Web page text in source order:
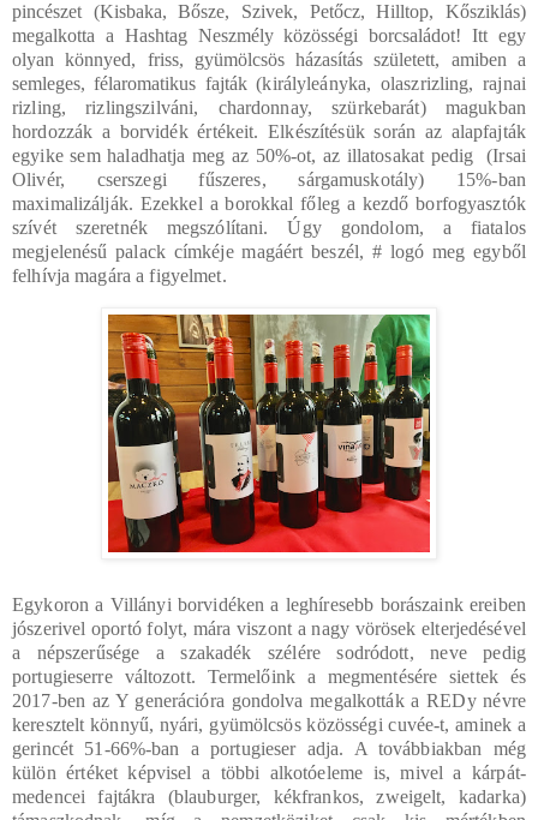
pincészet (Kisbaka, Bősze, Szivek, Petőcz, Hilltop, Kősziklás)
megalkotta a Hashtag Neszmély közösségi borcsaládot! Itt egy
olyan könnyed, friss, gyümölcsös házasítás született, amiben a
semleges, félaromatikus fajták(királyleányka, olaszrizling, rajnai
rizling, rizlingszilváni, chardonnay, szürkebarát) magukban
hordozzák a borvidék értékeit. Elkészítésük során az alapfajták
egyike sem haladhatja meg az 50%-ot, az illatosakat pedig (Irsai
Olivér, cserszegi fűszeres, sárgamuskotály) 15%-ban
maximalizálják. Ezekkel a borokkal főleg a kezdő borfogyasztók
szívét szeretnék megszólítani. Úgy gondolom, a fiatalos
megjelenésű palack címkéje magáért beszél, # logó meg egyből
felhívja magára a figyelmet.
Egykoron a Villányi borvidéken a leghíresebb borászaink ereiben
jószerivel oportó folyt, mára viszont a nagy vörösek elterjedésével
a népszerűsége a szakadék szélére sodródott, neve pedig
portugieserre változott. Termelőink a megmentésére siettek és
2017-ben az Y generációra gondolva megalkották a REDy névre
keresztelt könnyű, nyári, gyümölcsös közösségi cuvée-t, aminek a
gerincét 51-66%-ban a portugieser adja. A továbbiakban még
külön értéket képvisel a többi alkotóeleme is, mivel a kárpát-
medencei fajtákra (blauburger, kékfrankos, zweigelt, kadarka)